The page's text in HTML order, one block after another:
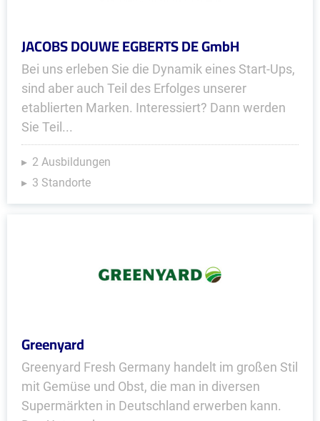
JACOBS DOUWE EGBERTS DE GmbH
Bei uns erleben Sie die Dynamik eines Start-Ups,
sind aber auch Teil des Erfolges unserer
etablierten Marken. Interessiert? Dann werden
Sie Teil...
2 Ausbildungen
3 Standorte
Greenyard
Greenyard Fresh Germany handelt im großen Stil
mit Gemüse und Obst, die man in diversen
Supermärkten in Deutschland erwerben kann.